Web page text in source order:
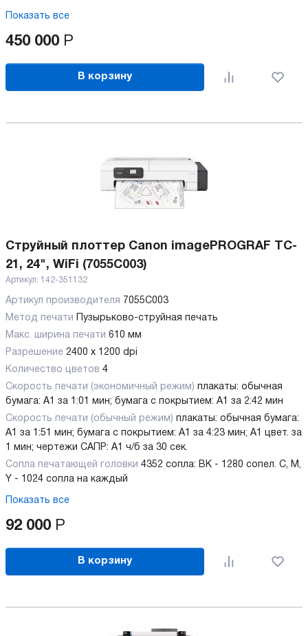
Показать все
450 000 Р
В корзину
Струйный плоттер Canon imagePROGRAF TC-
21, 24", WiFi (7055C003)
Артикул: 142-351132
Артикул производителя 7055C003
Метод печати
Пузырьково-струйная печать
Макс. ширина печати 610 мм
Разрешение 2400 x 1200 dpi
Количество цветов 4
Скорость печати (экономичный режим) плакаты: обычная
бумага: А1 за 1:01 мин; бумага с покрытием: А1 за 2:42 мин
Скорость печати (обычный режим) плакаты: обычная бумага:
А1 за 1:51 мин; бумага с покрытием: А1 за 4:23 мин; А1 цвет. за
1 мин; чертежи САПР: А1 ч/б за 30 сек.
Сопла печатающей головки 4352 сопла: BK - 1280 сопел. C, M,
Y - 1024 сопла на каждый
Показать все
92 000 Р
В корзину